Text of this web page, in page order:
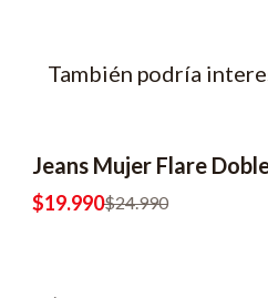
También podría
Jeans Mujer Flare
$19.990$24.990